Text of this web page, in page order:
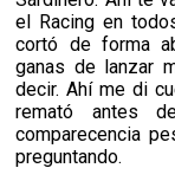
el Racing en
cortó de forma
ganas de lanzar
decir. Ahí me di
remató antes
comparecencia
preguntando.